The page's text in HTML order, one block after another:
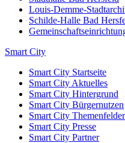
Louis-Demme-
Schilde-Halle Bad
Smart City
Smart City Startseite
Smart City Aktuelles
Smart City Hintergrund
Smart City Bürgernutzen
Smart City Themenfelder
Smart City Presse
Smart City Partner